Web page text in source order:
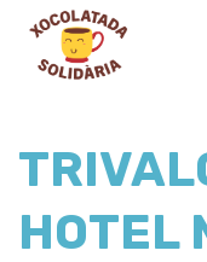
HOTEL